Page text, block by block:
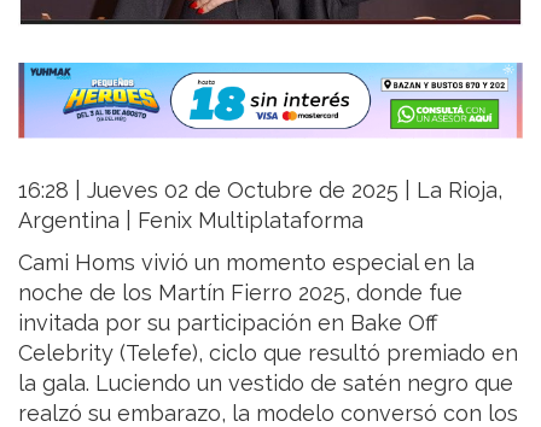
16:28 | Jueves 02 de Octubre de 2025 | La Rioja,
Argentina | Fenix Multiplataforma
Cami Homs vivió un momento especial en la
noche de los Martín Fierro 2025, donde fue
invitada por su participación en Bake Off
Celebrity (Telefe), ciclo que resultó premiado en
la gala. Luciendo un vestido de satén negro que
realzó su embarazo, la modelo conversó con los